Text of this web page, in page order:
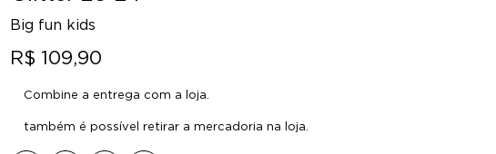
Big fun kids
R$ 109,90
Combine a entrega com a loja.
também é possível retirar a mercadoria na loja.